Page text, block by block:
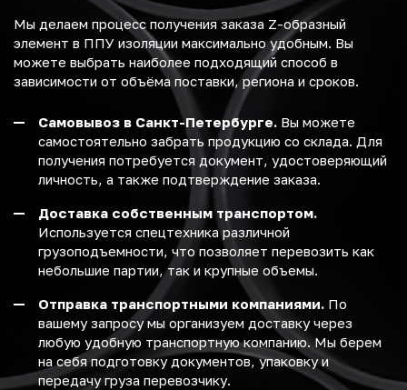
Мы делаем процесс получения заказа Z-образный
элемент в ППУ изоляции максимально удобным. Вы
можете выбрать наиболее подходящий способ в
зависимости от объёма поставки, региона и сроков.
Самовывоз в Санкт-Петербурге. Вы можете
самостоятельно забрать продукцию со склада. Для
получения потребуется документ, удостоверяющий
личность, а также подтверждение заказа.
Доставка собственным транспортом.
Используется спецтехника различной
грузоподъемности, что позволяет перевозить как
небольшие партии, так и крупные объемы.
Отправка транспортными компаниями. По
вашему запросу мы организуем доставку через
любую удобную транспортную компанию. Мы берем
на себя подготовку документов, упаковку и
передачу груза перевозчику.